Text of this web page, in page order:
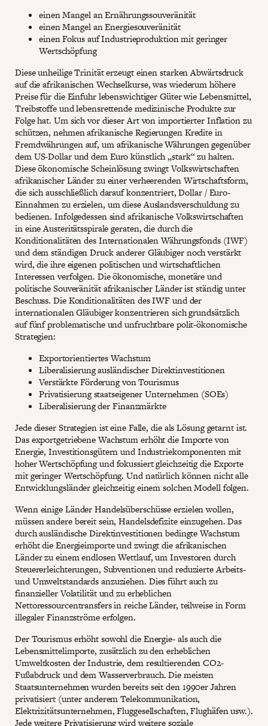
einen Mangel an Ernährungssouveränität
einen Mangel an Energiesouveränität
einen Fokus auf Industrieproduktion mit geringer
Wertschöpfung
Diese unheilige Trinität erzeugt einen starken Abwärtsdruck
auf die afrikanischen Wechselkurse, was wiederum höhere
Preise für die Einfuhr lebenswichtiger Güter wie Lebensmittel,
Treibstoffe und lebensrettende medizinische Produkte zur
Folge hat. Um sich vor dieser Art von importierter Inflation zu
schützen, nehmen afrikanische Regierungen Kredite in
Fremdwährungen auf, um afrikanische Währungen gegenüber
dem US-Dollar und dem Euro künstlich „stark“ zu halten.
Diese ökonomische Scheinlösung zwingt Volkswirtschaften
afrikanischer Länder zu einer verheerenden Wirtschaftsform,
die sich ausschließlich darauf konzentriert, Dollar / Euro-
Einnahmen zu erzielen, um diese Auslandsverschuldung zu
bedienen. Infolgedessen sind afrikanische Volkswirtschaften
in eine Austeritätsspirale geraten, die durch die
Konditionalitäten des Internationalen Währungsfonds (IWF)
und dem ständigen Druck anderer Gläubiger noch verstärkt
wird, die ihre eigenen politischen und wirtschaftlichen
Interessen verfolgen. Die ökonomische, monetäre und
politische Souveränität afrikanischer Länder ist ständig unter
Beschuss. Die Konditionalitäten des IWF und der
internationalen Gläubiger konzentrieren sich grundsätzlich
auf fünf problematische und unfruchtbare polit-ökonomische
Strategien:
Exportorientiertes Wachstum
Liberalisierung ausländischer Direktinvestitionen
Verstärkte Förderung von Tourismus
Privatisierung staatseigener Unternehmen (SOEs)
Liberalisierung der Finanzmärkte
Jede dieser Strategien ist eine Falle, die als Lösung getarnt ist.
Das exportgetriebene Wachstum erhöht die Importe von
Energie, Investitionsgütern und Industriekomponenten mit
hoher Wertschöpfung und fokussiert gleichzeitig die Exporte
mit geringer Wertschöpfung. Und natürlich können nicht alle
Entwicklungsländer gleichzeitig einem solchen Modell folgen.
Wenn einige Länder Handelsüberschüsse erzielen wollen,
müssen andere bereit sein, Handelsdefizite einzugehen. Das
durch ausländische Direktinvestitionen bedingte Wachstum
erhöht die Energieimporte und zwingt die afrikanischen
Länder zu einem endlosen Wettlauf, um Investoren durch
Steuererleichterungen, Subventionen und reduzierte Arbeits-
und Umweltstandards anzuziehen. Dies führt auch zu
finanzieller Volatilität und zu erheblichen
Nettoressourcentransfers in reiche Länder, teilweise in Form
illegaler Finanzströme erfolgen.
Der Tourismus erhöht sowohl die Energie- als auch die
Lebensmittelimporte, zusätzlich zu den erheblichen
Umweltkosten der Industrie, dem resultierenden CO2-
Fußabdruck und dem Wasserverbrauch. Die meisten
Staatsunternehmen wurden bereits seit den 1990er Jahren
privatisiert (unter anderem Telekommunikation,
Elektrizitätsunternehmen, Fluggesellschaften, Flughäfen usw.).
Jede weitere Privatisierung wird weitere soziale